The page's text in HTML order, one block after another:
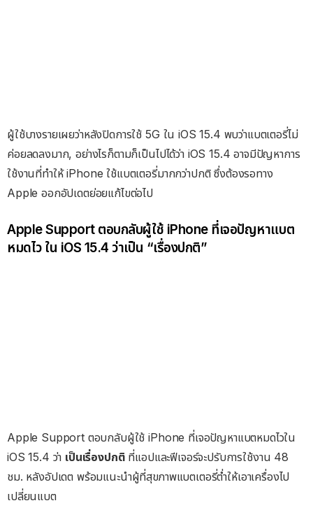
ผู้ใช้บางรายเผยว่าหลังปิดการใช้ 5G ใน iOS 15.4 พบว่าแบตเตอรี่ไม่
ค่อยลดลงมาก, อย่างไรก็ตามก็เป็นไปได้ว่า iOS 15.4 อาจมีปัญหาการ
ใช้งานที่ทำให้ iPhone ใช้แบตเตอรี่มากกว่าปกติ ซึ่งต้องรอทาง
Apple ออกอัปเดตย่อยแก้ไขต่อไป
Apple Support ตอบกลับผู้ใช้ iPhone ที่เจอปัญหาแบต
หมดไว ใน iOS 15.4 ว่าเป็น “เรื่องปกติ”
Apple Support ตอบกลับผู้ใช้ iPhone ที่เจอปัญหาแบตหมดไวใน
iOS 15.4 ว่า เป็นเรื่องปกติ ที่แอปและฟีเจอร์จะปรับการใช้งาน 48
ชม. หลังอัปเดต พร้อมแนะนำผู้ที่สุขภาพแบตเตอรี่ต่ำให้เอาเครื่องไป
เปลี่ยนแบต